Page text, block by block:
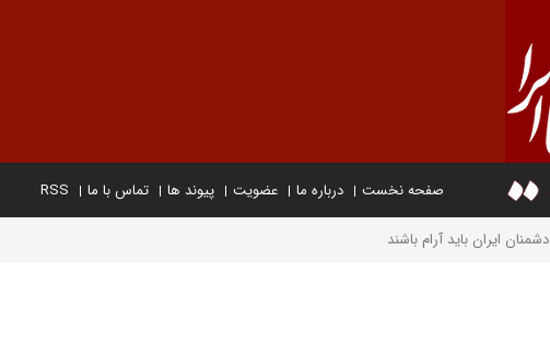
صفحه نخست درباره ما عضویت پیوند ها تماس با ما RSS
دشمنان ایران باید آرام باشند